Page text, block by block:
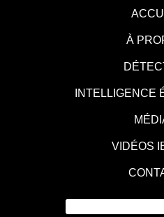
À
INTELLIGENCE
VIDÉOS